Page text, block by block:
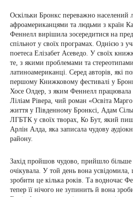
Оскільки Бронкс переважно населений
афроамериканцями та людьми з країн
Феннелл вирішила зосередитися на
спільнот у своїх програмах. Однією з
поетеса Елізабет Асеведо. У своїх
те, з якими проблемами та
латиноамериканці. Серед авторів, які
першому Книжковому фестивалі у
Хосе Олдер, з яким Феннелл працювала
Ліліам Рівера, чий роман «Освіта
життя у Південному Бронксі, Адам
ЛГБТК у своїх творах, Ко Бут, який
Арлін Алда, яка записала чудову
району.
Захід пройшов чудово, прийшло більше
очікувала. У той день вона усвідомила,
зробити це кілька років. Та водночас
тепер її нічого не зупинить й вона